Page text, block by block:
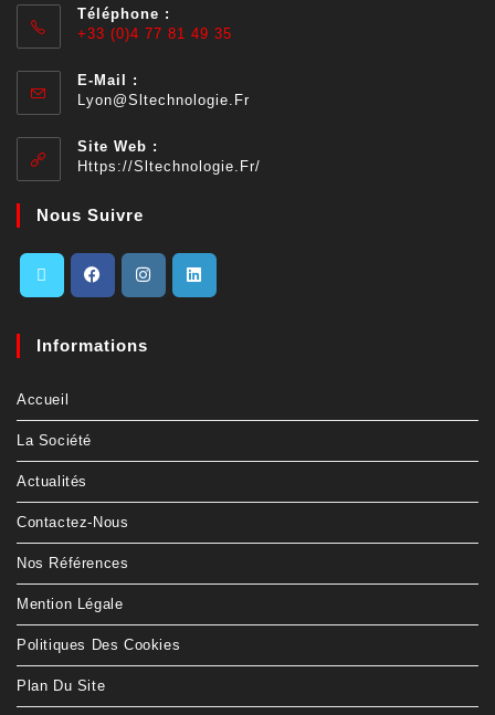
Téléphone :
+33 (0)4 77 81 49 35
E-Mail :
Lyon@sltechnologie.fr
Site Web :
Https://sltechnologie.fr/
Nous Suivre
Informations
Accueil
La Société
Actualités
Contactez-Nous
Nos Références
Mention Légale
Politiques Des Cookies
Plan Du Site